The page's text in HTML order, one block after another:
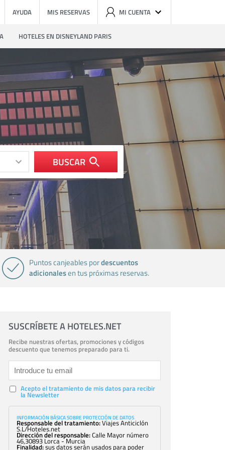
AYUDA MIS RESERVAS MI CUENTA
HOTELES EN DISNEYLAND PARIS
BUSCAR
Puntos canjeables pordescuentos
adicionalesen tus próximas reservas.
SUSCRÍBETE A HOTELES.NET
Recibe nuestras ofertas, promociones y códigos
descuento que tenemos preparado para ti.
Acepto el tratamiento de mis datos para recibir
la Newsletter
INFORMACIÓN BÁSICA SOBRE PROTECCIÓN DE DATOS
Responsable del tratamiento:Viajes Anticiclón
S.L/Hoteles.net
Dirección del responsable:Calle Mayor número
46,30893 Lorca - Murcia
Finalidad:sus datos serán usados para poder